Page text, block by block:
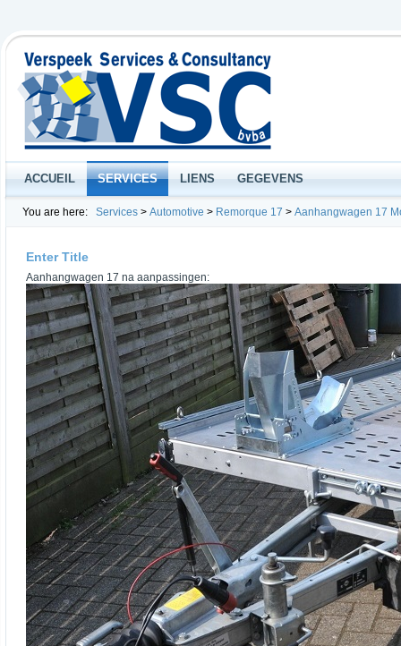
ACCUEIL SERVICES LIENS GEGEVENS
You are here: Services > Automotive > Remorque 17 > Aanhangwagen 17
Enter Title
Aanhangwagen 17 na aanpassingen: